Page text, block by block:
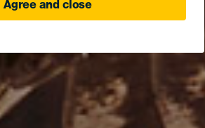
Agree and close